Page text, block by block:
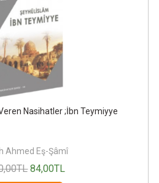
Nasihatler ;İbn Teymiyye
Ahmed Eş-Şâmî
,00TL 84,00TL